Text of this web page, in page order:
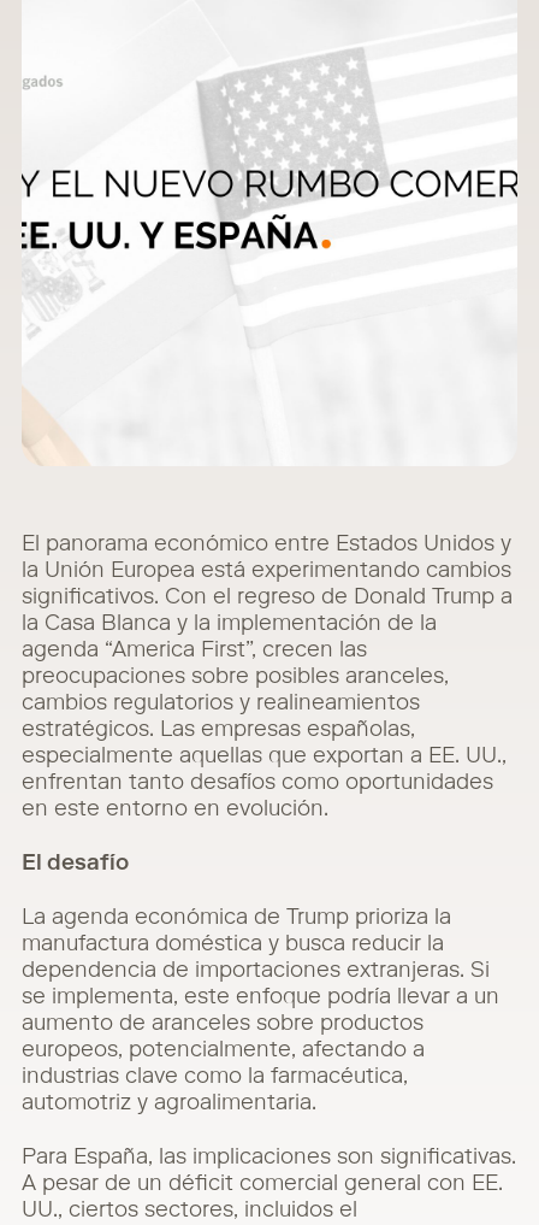
El panorama económico entre Estados Unidos y
la Unión Europea está experimentando cambios
significativos. Con el regreso de Donald Trump a
la Casa Blanca y la implementación de la
agenda “America First”, crecen las
preocupaciones sobre posibles aranceles,
cambios regulatorios y realineamientos
estratégicos. Las empresas españolas,
especialmente aquellas que exportan a EE. UU.,
enfrentan tanto desafíos como oportunidades
en este entorno en evolución.
El desafío
La agenda económica de Trump prioriza la
manufactura doméstica y busca reducir la
dependencia de importaciones extranjeras. Si
se implementa, este enfoque podría llevar a un
aumento de aranceles sobre productos
europeos, potencialmente, afectando a
industrias clave como la farmacéutica,
automotriz y agroalimentaria.
Para España, las implicaciones son significativas.
A pesar de un déficit comercial general con EE.
UU., ciertos sectores, incluidos el